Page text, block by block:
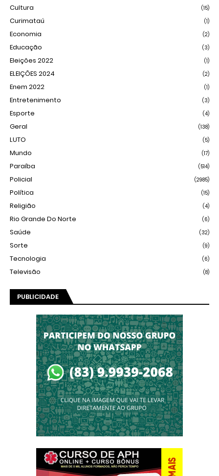
Cultura (15)
Curimataú (1)
Economia (2)
Educação (3)
Eleições 2022 (1)
ELEIÇÕES 2024 (2)
Enem 2022 (1)
Entretenimento (3)
Esporte (4)
Geral (138)
LUTO (5)
Mundo (17)
Paraíba (514)
Policial (2985)
Política (15)
Religião (4)
Rio Grande Do Norte (6)
Saúde (32)
Sorte (9)
Tecnologia (6)
Televisão (8)
PUBLICIDADE